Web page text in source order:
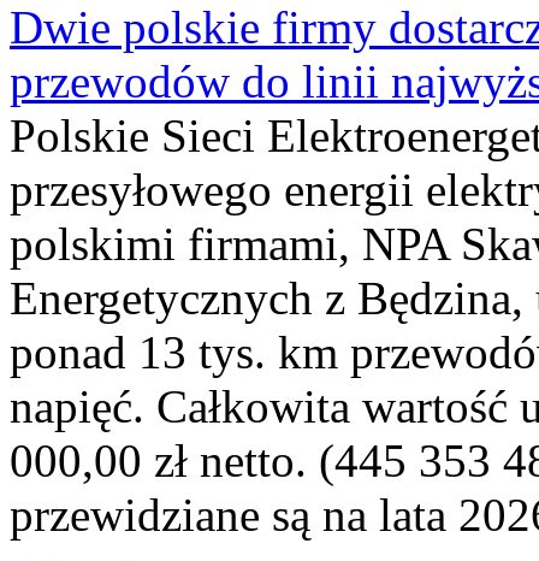
Dwie polskie firmy
przewodów do linii
Polskie Sieci
przesyłowego energii
polskimi firmami, NPA
Energetycznych z
ponad 13 tys. km
napięć. Całkowita
000,00 zł netto. (445 353
przewidziane są na lata